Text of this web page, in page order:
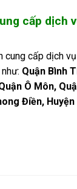
cấp dịch
cung cấp dịch
Quận Bình
Ô Môn,
Điền,